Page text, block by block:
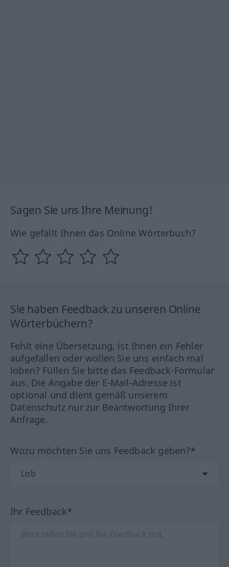
Sagen Sie uns Ihre Meinung!
Wie gefällt Ihnen das Online Wörterbuch?
Sie haben Feedback zu unseren Online
Wörterbüchern?
Fehlt eine Übersetzung, ist Ihnen ein Fehler
aufgefallen oder wollen Sie uns einfach mal
loben? Füllen Sie bitte das Feedback-Formular
aus. Die Angabe der E-Mail-Adresse ist
optional und dient gemäß unserem
Datenschutz nur zur Beantwortung Ihrer
Anfrage.
Wozu möchten Sie uns Feedback geben?*
Ihr Feedback*